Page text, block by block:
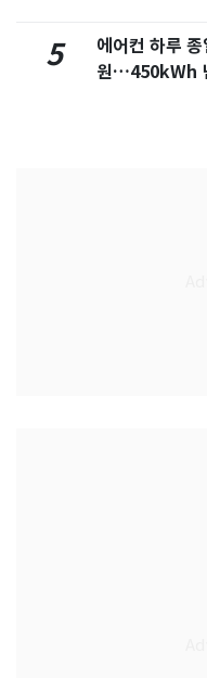
5
에어컨 하루
원…450kWh